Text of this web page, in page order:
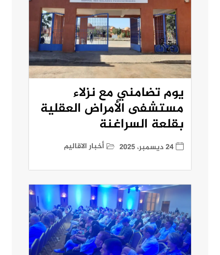
يوم تضامني مع نزلاء
مستشفى الأمراض العقلية
بقلعة السراغنة
24 ديسمبر، 2025 أخبار الاقاليم